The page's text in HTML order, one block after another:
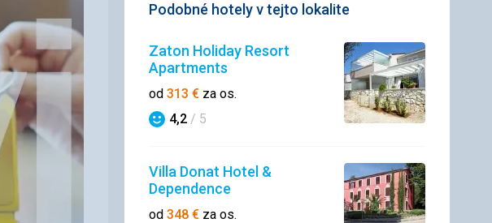
Podobné hotely v tejto lokalite
Zaton Holiday Resort
Apartments
od 313 € za os.
Hodnotenie
4,2 / 5
Villa Donat Hotel &
Dependence
od 348 € za os.